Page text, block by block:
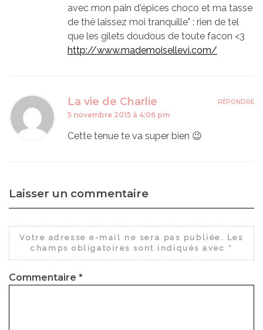
avec mon pain d'épices choco et ma tasse
de thé laissez moi tranquille" : rien de tel
que les gilets doudous de toute facon <3
http://www.mademoisellevi.com/
La vie de Charlie
5 novembre 2015 à 4:06 pm
Cette tenue te va super bien 😉
RÉPONDRE
Laisser un commentaire
Votre adresse e-mail ne sera pas publiée.
Les
champs obligatoires sont indiqués avec *
Commentaire *